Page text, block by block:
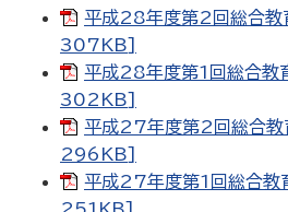
平成28年度第2回総合教
307KB]
平成28年度第1回総合教
302KB]
平成27年度第2回総合教
296KB]
平成27年度第1回総合教